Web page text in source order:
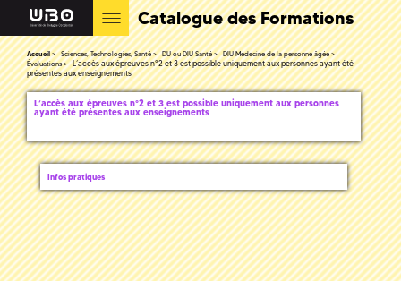
Catalogue des Formations
Accueil Sciences, Technologies, Santé DU ou DIU Santé
DIU Médecine de la personne âgée
Évaluations
L’accès aux épreuves n°2 et 3 est possible uniquement aux personnes ayant été
présentes aux enseignements
L’accès aux épreuves n°2 et 3 est possible uniquement aux personnes
ayant été présentes aux enseignements
Infos pratiques